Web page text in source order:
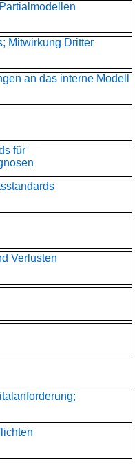
Mitwirkung Dritter
an das interne Modell
für
Verlusten